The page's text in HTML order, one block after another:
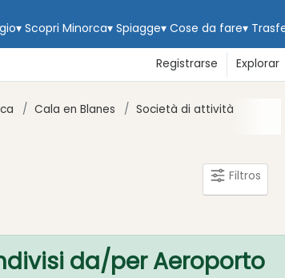
▾ Scopri Minorca▾ Spiagge▾ Cose da fare▾
Registrarse Explorar
Cala en Blanes
Società di attività
Filtros
da/per Aeroporto